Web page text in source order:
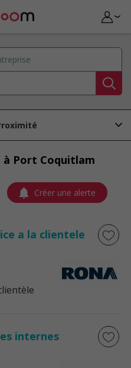
à Port Coquitlam
Créer une alerte
a la clientele
internes